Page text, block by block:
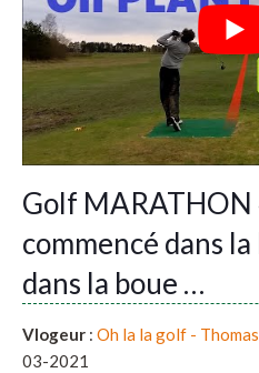
Golf MARATHON
commencé dans
dans la boue …
Vlogeur : Oh la la golf -
03-2021